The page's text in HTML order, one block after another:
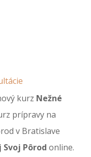
kurz Nežné
prípravy na
v Bratislave
Pôrod online.